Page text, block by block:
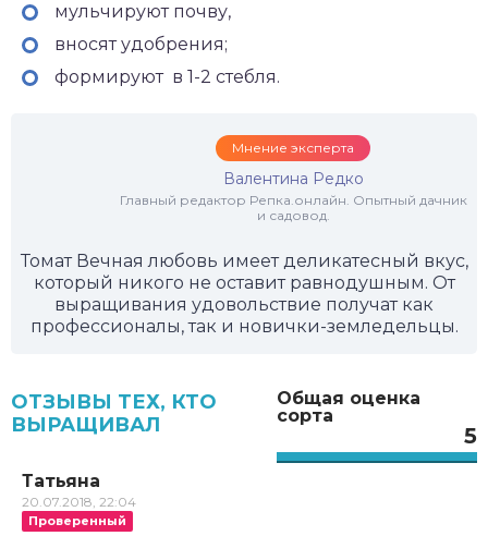
мульчируют почву,
вносят удобрения;
формируют в 1-2 стебля.
Мнение эксперта
Валентина Редко
Главный редактор Репка.онлайн. Опытный дачник
и садовод.
Томат Вечная любовь имеет деликатесный вкус,
который никого не оставит равнодушным. От
выращивания удовольствие получат как
профессионалы, так и новички-земледельцы.
Общая оценка
сорта
5
ОТЗЫВЫ ТЕХ, КТО
ВЫРАЩИВАЛ
Татьяна
20.07.2018, 22:04
Проверенный